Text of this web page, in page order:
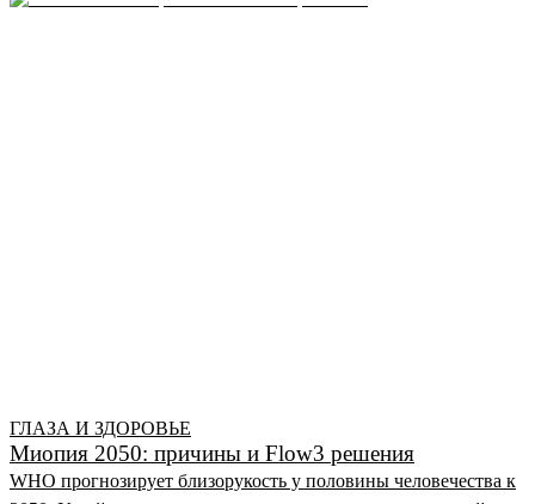
ГЛАЗА И ЗДОРОВЬЕ
Миопия 2050: причины и Flow3 решения
WHO прогнозирует близорукость у половины человечества к